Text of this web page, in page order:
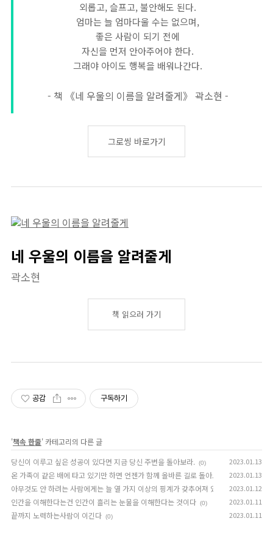
외롭고, 슬프고, 불안해도 된다.
엄마는 늘 엄마다울 수는 없으며,
좋은 사람이 되기 전에
자신을 먼저 안아주어야 한다.
그래야 아이도 행복을 배워나간다.
- 책 《네 우울의 이름을 알려줄게》 곽소현 -
그로씽 바로가기
네 우울의 이름을 알려줄게
곽소현
책 읽으러 가기
공감 구독하기
'책속 한줄' 카테고리의 다른 글
당신이 이루고 싶은 성공이 있다면 지금 당신 주변을 돌아보라.
(0) 2023.01.13
온 가족이 같은 배에 타고 있기만 하면 언젠가 함께 올바른 길로 돌아오는 것도 가능 합니
2023.01.13
아무것도 안 하려는 사람에게는 늘 열 가지 이상의 핑계가 갖추어져 있지요. (0)
2023.01.12
인간을 이해한다는건 인간이 흘리는 눈물을 이해한다는 것이다 (0) 2023.01.11
끝까지 노력하는사람이 이긴다 (0) 2023.01.11